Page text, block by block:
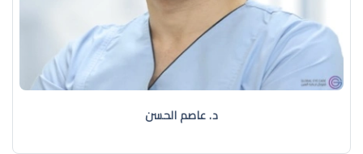
د. عاصم الحسن